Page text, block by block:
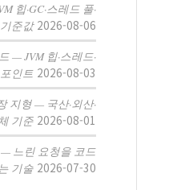
힙·GC·스레드 풀·
준값 2026-08-06
— JVM 힙·스레드·
인트 2026-08-03
지형 — 국산·외산·
기준 2026-08-01
느린 요청을 코드
기술 2026-07-30